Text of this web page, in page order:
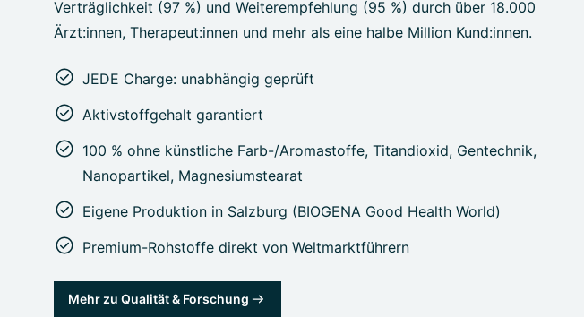
Verträglichkeit (97 %) und Weiterempfehlung (95 %) durch über 18.000
Ärzt:innen, Therapeut:innen und mehr als eine halbe Million Kund:innen.
JEDE Charge: unabhängig geprüft
Aktivstoffgehalt garantiert
100 % ohne künstliche Farb-/Aromastoffe, Titandioxid, Gentechnik,
Nanopartikel, Magnesiumstearat
Eigene Produktion in Salzburg (BIOGENA Good Health World)
Premium-Rohstoffe direkt von Weltmarktführern
Mehr zu Qualität & Forschung